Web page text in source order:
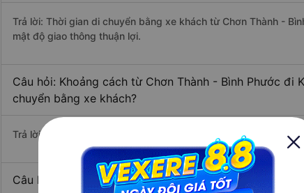
Trả lời: Thời gian di chuyển bằng xe khách từ Chơn Thành -
mật độ giao thông thuận lợi.
Câu hỏi: Khoảng cách từ Chơn Thành - Bình Phước đi
chuyển bằng xe khách?
Trả lời: Đoạn đường đi Kiên Giang từ Chơn Thành - Bình
Câu hỏi: Mỗi ngày có bao nhiêu chuyến xe khách